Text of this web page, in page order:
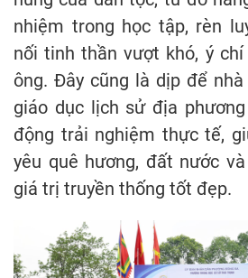
nhiệm trong học tập, rèn
nối tinh thần vượt khó, ý
ông. Đây cũng là dịp để
giáo dục lịch sử địa
động trải nghiệm thực tế,
yêu quê hương, đất nước
giá trị truyền thống tốt đẹp.